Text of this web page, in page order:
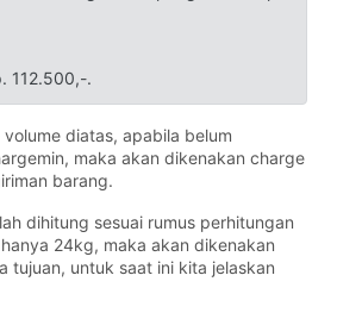
112.500,-.
diatas, apabila belum
maka akan dikenakan charge
barang.
dihitung sesuai rumus perhitungan
24kg, maka akan dikenakan
tujuan, untuk saat ini kita jelaskan